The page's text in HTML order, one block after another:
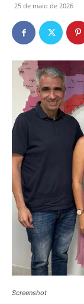
25 de maio de 2026
Screenshot